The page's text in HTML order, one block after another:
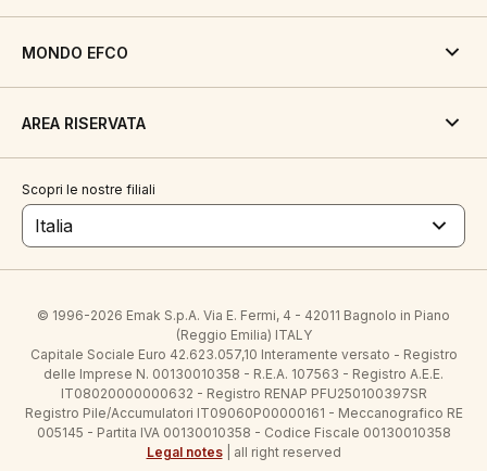
MONDO EFCO
AREA RISERVATA
Scopri le nostre filiali
Italia
© 1996-2026 Emak S.p.A. Via E. Fermi, 4 - 42011 Bagnolo in Piano
(Reggio Emilia) ITALY
Capitale Sociale Euro 42.623.057,10 Interamente versato - Registro
delle Imprese N. 00130010358 - R.E.A. 107563 - Registro A.E.E.
IT08020000000632 - Registro RENAP PFU250100397SR
Registro Pile/Accumulatori IT09060P00000161 - Meccanografico RE
005145 - Partita IVA 00130010358 - Codice Fiscale 00130010358
Legal notes| all right reserved